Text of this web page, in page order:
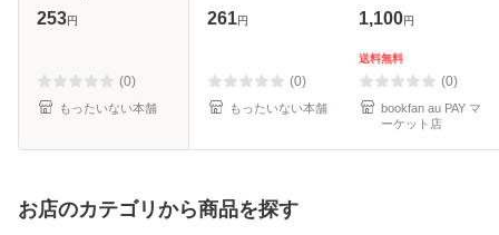
/ 光文社 [文庫]【メ
253円
(0)
もったいない本舗
[文庫]【メール便送
261円
(0)
もったいない本舗
1,100円
送料無料
(0)
bookfan au PAY マ
ーケット店
お店のカテゴリから商品を探す